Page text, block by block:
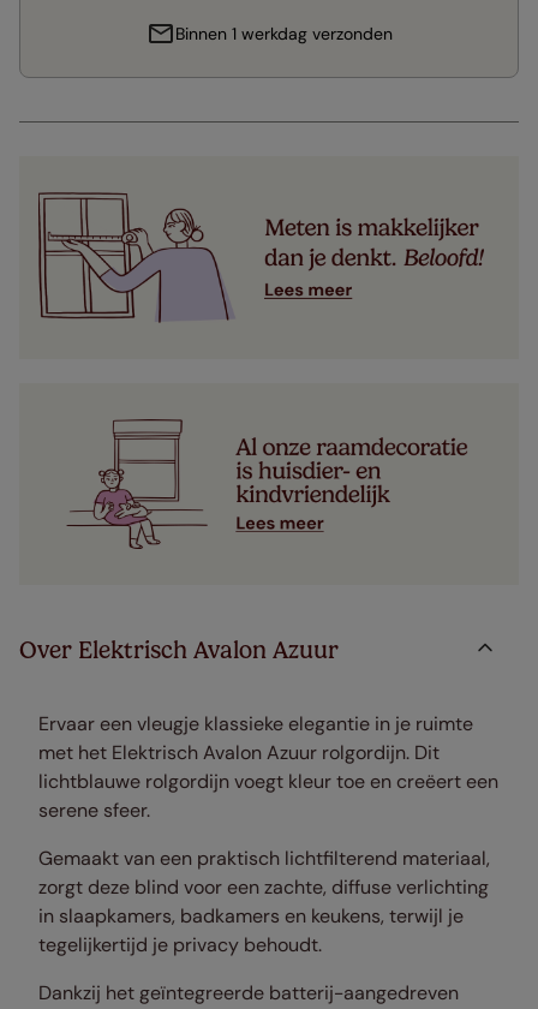
Binnen 1 werkdag verzonden
Over Elektrisch Avalon Azuur
Ervaar een vleugje klassieke elegantie in je ruimte
met het Elektrisch Avalon Azuur rolgordijn. Dit
lichtblauwe rolgordijn voegt kleur toe en creëert een
serene sfeer.
Gemaakt van een praktisch lichtfilterend materiaal,
zorgt deze blind voor een zachte, diffuse verlichting
in slaapkamers, badkamers en keukens, terwijl je
tegelijkertijd je privacy behoudt.
Dankzij het geïntegreerde batterij-aangedreven